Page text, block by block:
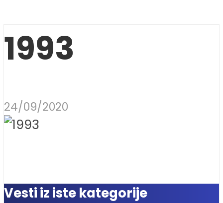
1993
24/09/2020
Vesti iz iste kategorije